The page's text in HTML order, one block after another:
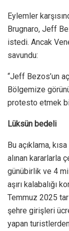
Eylemler
Brugnaro, Jeff
istedi. Ancak
savundu:
“Jeff Bezos’un
Bölgemize
protesto etmek
Lüksün bedeli
Bu açıklama,
alınan kararlarla
günübirlik ve 4
aşırı kalabalığı
Temmuz 2025
şehre girişleri
yapan